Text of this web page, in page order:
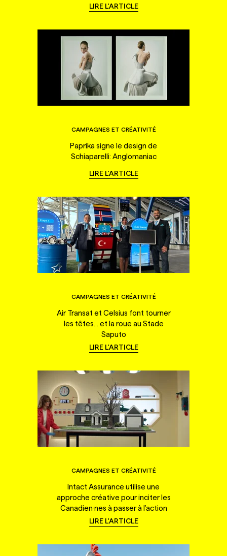
LIRE L'ARTICLE
CAMPAGNES ET CRÉATIVITÉ
Paprika signe le design de
Schiaparelli: Anglomaniac
LIRE L'ARTICLE
CAMPAGNES ET CRÉATIVITÉ
Air Transat et Celsius font tourner
les têtes... et la roue au Stade
Saputo
LIRE L'ARTICLE
CAMPAGNES ET CRÉATIVITÉ
Intact Assurance utilise une
approche créative pour inciter les
Canadien·nes à passer à l'action
LIRE L'ARTICLE